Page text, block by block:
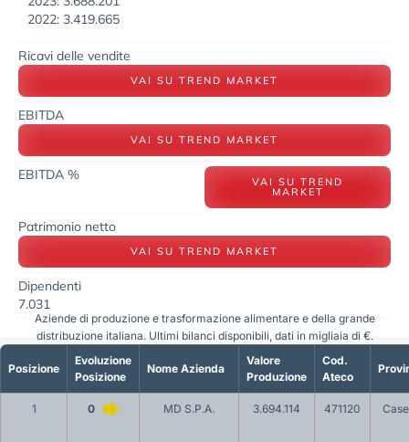
2022: 3.419.665
Ricavi delle vendite
VAI SU TREND MARKET
EBITDA
VAI SU TREND MARKET
EBITDA % VAI SU TREND
MARKET
Patrimonio netto
VAI SU TREND MARKET
Dipendenti
7.031
Posizione
Evoluzione
Posizione
Nome Azienda
Valore
Produzione
Cod.
Ateco
1 0 MD S.P.A. 3.694.114 471120
Aziende di produzione e trasformazione alimentare e della grande
distribuzione italiana. Ultimi bilanci disponibili, dati in migliaia di €.